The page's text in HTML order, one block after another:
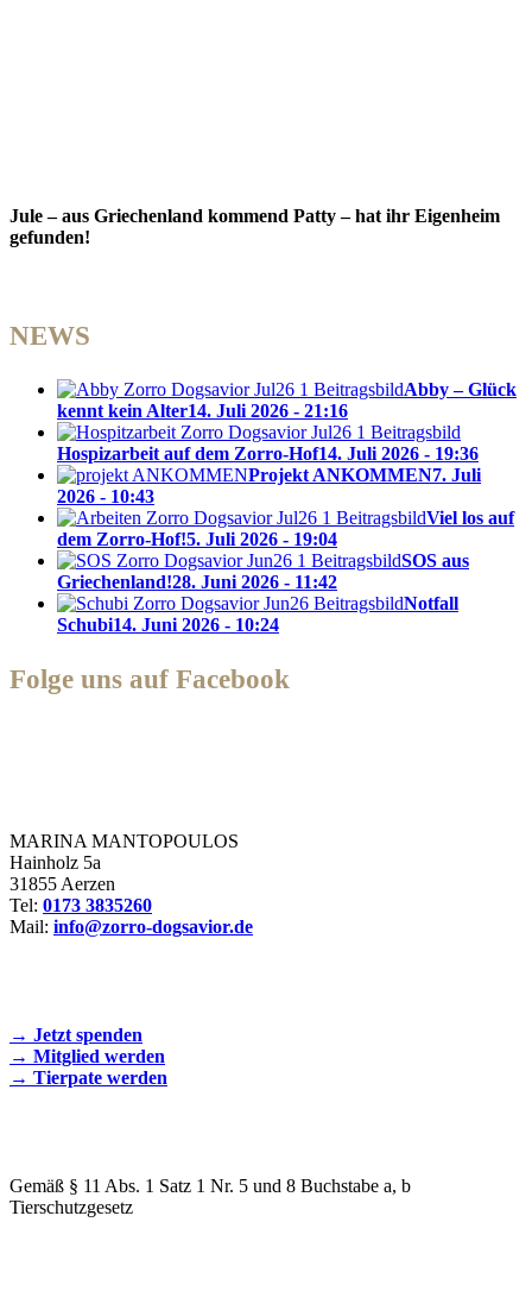
Jule – aus Griechenland kommend Patty – hat ihr Eigenheim
gefunden!
NEWS
Abby – Glück
kennt kein Alter14. Juli 2026 - 21:16
Hospizarbeit auf dem Zorro-Hof14. Juli 2026 - 19:36
Projekt ANKOMMEN7. Juli
2026 - 10:43
Viel los auf
dem Zorro-Hof!5. Juli 2026 - 19:04
SOS aus
Griechenland!28. Juni 2026 - 11:42
Notfall
Schubi14. Juni 2026 - 10:24
Folge uns auf Facebook
MARINA MANTOPOULOS
Hainholz 5a
31855 Aerzen
Tel: 0173 3835260
Mail: info@zorro-dogsavior.de
→ Jetzt spenden
→ Mitglied werden
→ Tierpate werden
Gemäß § 11 Abs. 1 Satz 1 Nr. 5 und 8 Buchstabe a, b
Tierschutzgesetz